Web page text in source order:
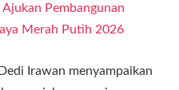
Pembangunan
Merah Putih 2026
Irawan menyampaikan